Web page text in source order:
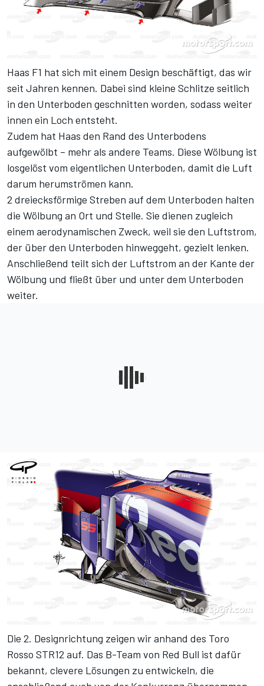
Haas F1 hat sich mit einem Design beschäftigt, das wir
seit Jahren kennen. Dabei sind kleine Schlitze seitlich
in den Unterboden geschnitten worden, sodass weiter
innen ein Loch entsteht.
Zudem hat Haas den Rand des Unterbodens
aufgewölbt – mehr als andere Teams. Diese Wölbung ist
losgelöst vom eigentlichen Unterboden, damit die Luft
darum herumströmen kann.
2 dreiecksförmige Streben auf dem Unterboden halten
die Wölbung an Ort und Stelle. Sie dienen zugleich
einem aerodynamischen Zweck, weil sie den Luftstrom,
der über den Unterboden hinweggeht, gezielt lenken.
Anschließend teilt sich der Luftstrom an der Kante der
Wölbung und fließt über und unter dem Unterboden
weiter.
Die 2. Designrichtung zeigen wir anhand des Toro
Rosso STR12 auf. Das B-Team von Red Bull ist dafür
bekannt, clevere Lösungen zu entwickeln, die